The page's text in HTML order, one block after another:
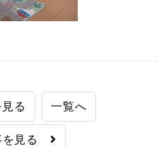
る 一覧へ
を見る